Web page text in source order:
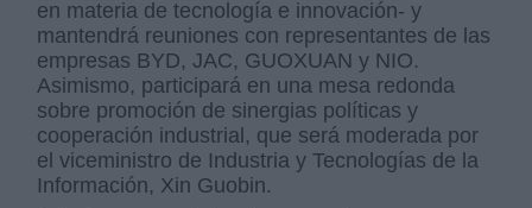
en materia de tecnología e innovación- y
mantendrá reuniones con representantes de las
empresas BYD, JAC, GUOXUAN y NIO.
Asimismo, participará en una mesa redonda
sobre promoción de sinergias políticas y
cooperación industrial, que será moderada por
el viceministro de Industria y Tecnologías de la
Información, Xin Guobin.